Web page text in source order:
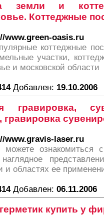
земли и
Коттеджные
www.green-oasis.ru
коттеджные
участки,
и московской области
Добавлен: 19.10.2006
гравировка,
www.gravis-laser.ru
ознакомиться
и областях ее
Добавлен: 06.11.2006
купить у